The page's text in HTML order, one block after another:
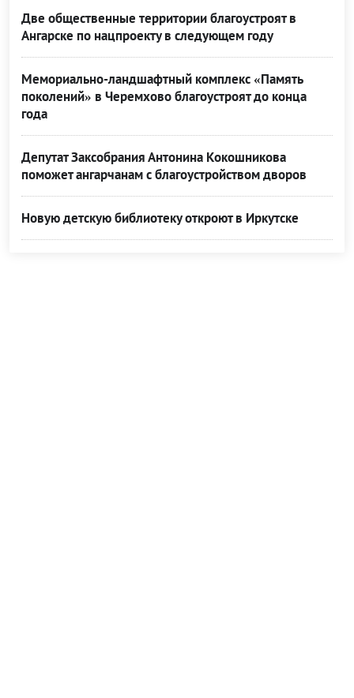
Две общественные территории благоустроят в
Ангарске по нацпроекту в следующем году
Мемориально-ландшафтный комплекс «Память
поколений» в Черемхово благоустроят до конца
года
Депутат Заксобрания Антонина Кокошникова
поможет ангарчанам с благоустройством дворов
Новую детскую библиотеку откроют в Иркутске